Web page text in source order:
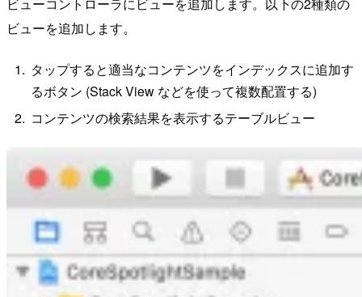
ビューを追加します。
タップすると適当なコンテンツをインデックスに追加す
るボタン (Stack View などを使って複数配置する)
コンテンツの検索結果を表示するテーブルビュー